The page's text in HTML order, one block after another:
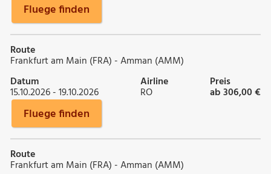
Fluege finden
Route
Frankfurt am Main (FRA) - Amman (AMM)
Datum
15.10.2026 - 19.10.2026
Airline
RO
Preis
ab 306,00 €
Fluege finden
Route
Frankfurt am Main (FRA) - Amman (AMM)